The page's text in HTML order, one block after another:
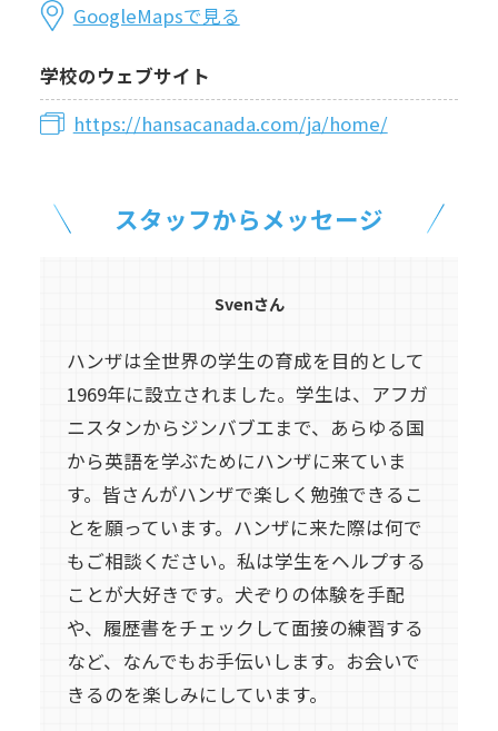
GoogleMapsで見る
学校のウェブサイト
https://hansacanada.com/ja/home/
スタッフからメッセージ
Svenさん
ハンザは全世界の学生の育成を目的として
1969年に設立されました。学生は、アフガ
ニスタンからジンバブエまで、あらゆる国
から英語を学ぶためにハンザに来ていま
す。皆さんがハンザで楽しく勉強できるこ
とを願っています。ハンザに来た際は何で
もご相談ください。私は学生をヘルプする
ことが大好きです。犬ぞりの体験を手配
や、履歴書をチェックして面接の練習する
など、なんでもお手伝いします。お会いで
きるのを楽しみにしています。